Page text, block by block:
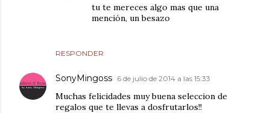
RESPONDER
tu te mereces algo mas que una
mención, un besazo
SonyMingoss 6 de julio de 2014 a las 15:33
Muchas felicidades muy buena seleccion de
regalos que te llevas a dosfrutarlos!!